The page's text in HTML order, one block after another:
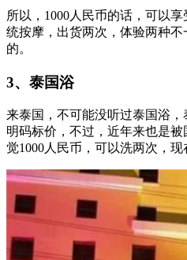
所以，1000人民币的话，可以
统按摩，出货两次，体验两种
的。
3、泰国浴
来泰国，不可能没听过泰国浴
明码标价，不过，近年来也是
觉1000人民币，可以洗两次，现